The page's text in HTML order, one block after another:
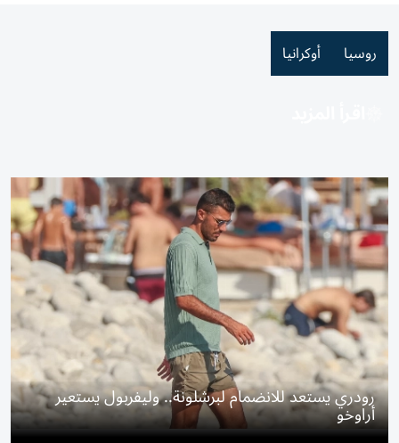
روسيا أوكرانيا
رودري يستعد للانضمام لبرشلونة.. وليفربول يستعير
أراوخو